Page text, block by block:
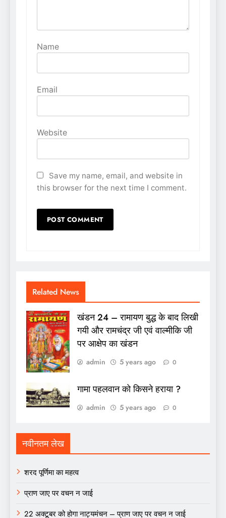
Name
Email
Website
Save my name, email, and website in
this browser for the next time I comment.
Related News
खंडन 24 – रामायण बुद्ध के बाद लिखी
गयी और रामचंद्र जी एवं वाल्मीकि जी
पर आक्षेप का खंडन
admin 5 years ago 0
गामा पहलवान को किसने हराया ?
admin 5 years ago 0
नवीनतम लेख
शरद पूर्णिमा का महत्व
प्राण जाए पर वचन न जाई
22 अक्टूबर को होगा नाट्यमंचन – प्राण जाए पर वचन न जाई